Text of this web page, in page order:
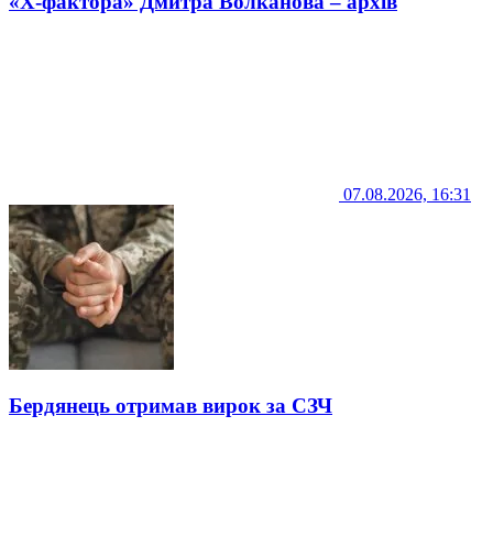
07.08.2026, 16:31
Бердянець отримав вирок за СЗЧ